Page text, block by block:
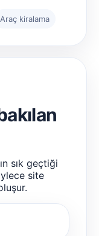
Araç kiralama
sık geçtiği
site